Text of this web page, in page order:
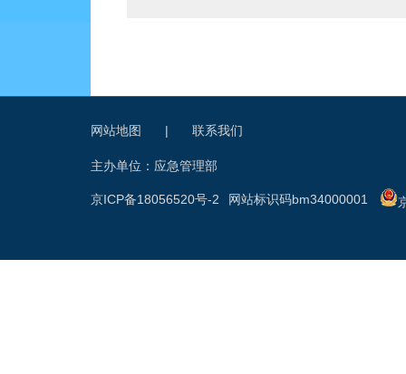
网站地图 | 联系我们
主办单位：应急管理部
网站标识码bm34000001
京ICP备18056520号-2